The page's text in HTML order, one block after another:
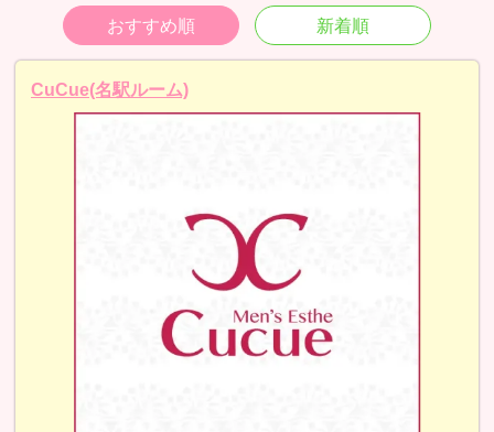
おすすめ順 新着順
CuCue(名駅ルーム)